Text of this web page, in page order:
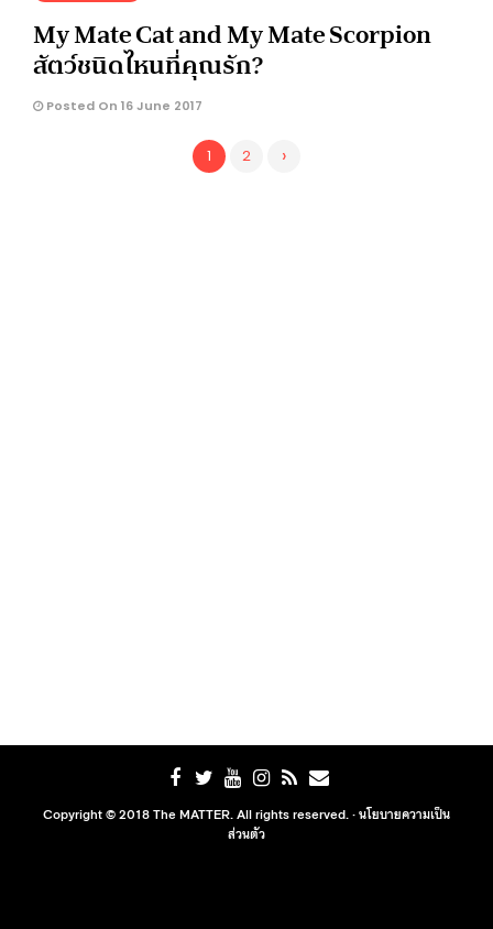
My Mate Cat and My Mate Scorpion
สัตว์ชนิดไหนที่คุณรัก?
Posted On 16 June 2017
1 2 ›
Copyright © 2018 The MATTER. All rights reserved. ·นโยบายความเป็น
ส่วนตัว